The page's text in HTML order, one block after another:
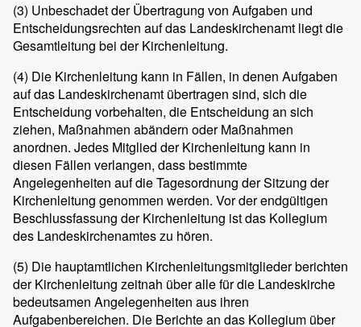
(3) Unbeschadet der Übertragung von Aufgaben und
Entscheidungsrechten auf das Landeskirchenamt liegt die
Gesamtleitung bei der Kirchenleitung.
(4) Die Kirchenleitung kann in Fällen, in denen Aufgaben
auf das Landeskirchenamt übertragen sind, sich die
Entscheidung vorbehalten, die Entscheidung an sich
ziehen, Maßnahmen abändern oder Maßnahmen
anordnen. Jedes Mitglied der Kirchenleitung kann in
diesen Fällen verlangen, dass bestimmte
Angelegenheiten auf die Tagesordnung der Sitzung der
Kirchenleitung genommen werden. Vor der endgültigen
Beschlussfassung der Kirchenleitung ist das Kollegium
des Landeskirchenamtes zu hören.
(5) Die hauptamtlichen Kirchenleitungsmitglieder berichten
der Kirchenleitung zeitnah über alle für die Landeskirche
bedeutsamen Angelegenheiten aus ihren
Aufgabenbereichen. Die Berichte an das Kollegium über